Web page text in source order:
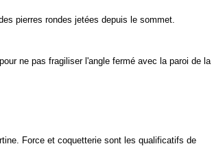
pierres rondes jetées depuis le sommet.
ne pas fragiliser l'angle fermé avec la paroi de la
Force et coquetterie sont les qualificatifs de